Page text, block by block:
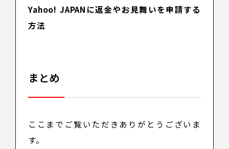
Yahoo! JAPANに返金やお見舞いを申請する
方法
まとめ
ここまでご覧いただきありがとうございま
す。